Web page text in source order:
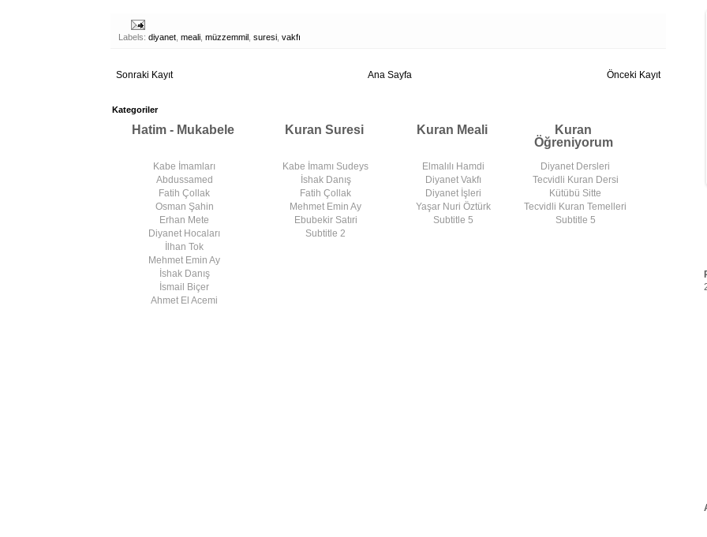
Labels: diyanet meali müzzemmil suresi vakfı
Sonraki Kayıt Önceki Kayıt
Ana Sayfa
Kategoriler
Hatim - Mukabele Kuran Suresi Kuran Meali
Kuran
Öğreniyorum
Kabe İmamları
Abdussamed
Fatih Çollak
Osman Şahin
Erhan Mete
Diyanet Hocaları
İlhan Tok
Mehmet Emin Ay
İshak Danış
İsmail Biçer
Ahmet El Acemi
Kabe İmamı Sudeys
İshak Danış
Fatih Çollak
Mehmet Emin Ay
Ebubekir Satıri
Subtitle 2
Elmalılı Hamdi
Diyanet Vakfı
Diyanet İşleri
Yaşar Nuri Öztürk
Subtitle 5
Diyanet Dersleri
Tecvidli Kuran Dersi
Kütübü Sitte
Tecvidli Kuran Temelleri
Subtitle 5